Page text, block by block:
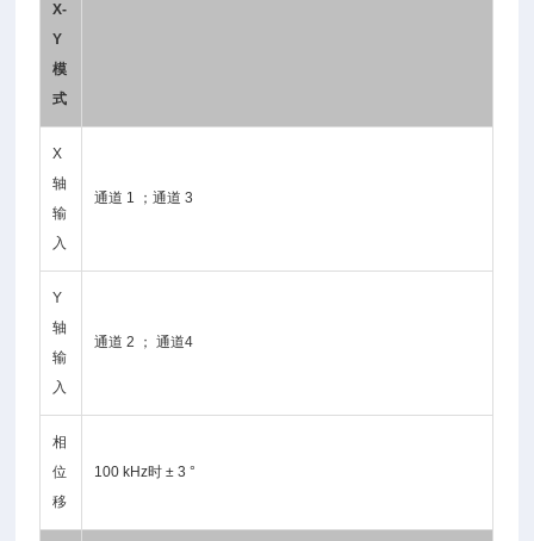
X-
Y
模
式
X
轴
输
入
通道 1 ；通道 3
Y
轴
输
入
通道 2 ； 通道4
相
位
移
100 kHz时 ± 3 °